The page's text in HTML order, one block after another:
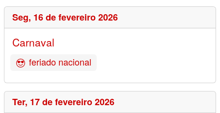
Seg, 16 de fevereiro 2026
Carnaval
feriado nacional
Ter, 17 de fevereiro 2026